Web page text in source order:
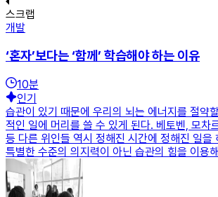
스크랩
개발
‘혼자’보다는 ‘함께’ 학습해야 하는 이유
10분
인기
습관이 있기 때문에 우리의 뇌는 에너지를 절약
적인 일에 머리를 쓸 수 있게 된다. 베토벤, 모차
등 다른 위인들 역시 정해진 시간에 정해진 일을
특별한 수준의 의지력이 아닌 습관의 힘을 이용해